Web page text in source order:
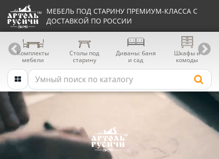
МЕБЕЛЬ ПОД СТАРИНУ ПРЕМИУМ-КЛАССА С
ДОСТАВКОЙ ПО РОССИИ
Комплекты
мебели
Столы под
старину
Диваны: баня
и сад
Шкафы и
комоды